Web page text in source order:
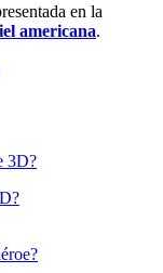
en la
americana.